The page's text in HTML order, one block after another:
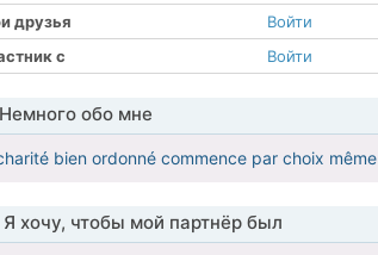
друзья
Войти
с
Войти
Немного обо мне
bien ordonné commence par choix même
Я хочу, чтобы мой партнёр был